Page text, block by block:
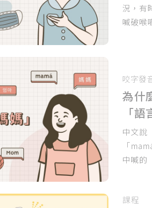
況，有
喊破喉
咬字發
為什
「語
中文說
「
中喊的
課程